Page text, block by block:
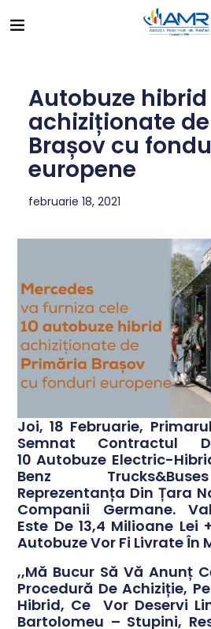
Autobuze hibrid
achiziționate
Brașov cu
europene
februarie 18, 2021
Joi, 18 Februarie,
Semnat Contractul
10 Autobuze Electric-
Benz
Reprezentanța Din Țara
Companii Germane.
Este De 13,4 Milioane Lei
Autobuze Vor Fi Livrate În
,,Mă Bucur Să Vă Anunț
Procedură De Achiziție,
Hibrid, Ce Vor Deservi
Bartolomeu – Stupini,